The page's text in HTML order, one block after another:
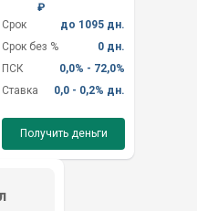
₽
Срок
до 1095 дн.
Срок без %
0 дн.
ПСК
0,0% - 72,0%
Ставка
0,0 - 0,2% дн.
Получить деньги